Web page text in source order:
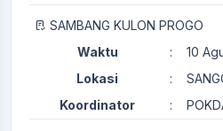
SAMBANG KULON PROGO
Waktu
:
10
Lokasi
:
Koordinator
: